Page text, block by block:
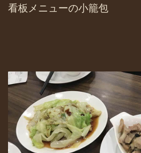
看板メニューの小籠包